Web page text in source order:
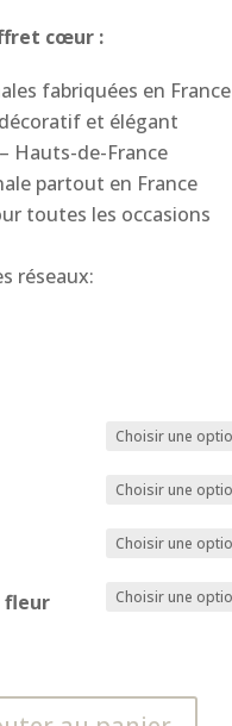
cœur :
fabriquées en France
et élégant
Hauts-de-France
partout en France
toutes les occasions
réseaux:
fleur